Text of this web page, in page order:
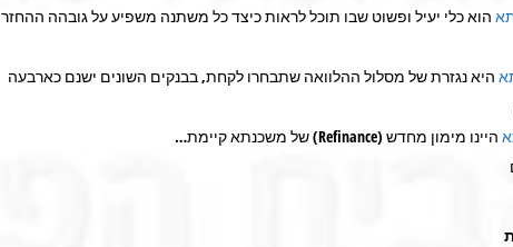
הוא כלי יעיל ופשוט שבו תוכל לראות כיצד כל משתנה משפיע על גובהה ההחזר
היא נגזרת של מסלול ההלוואה שתבחרו לקחת, בבנקים השונים ישנם כארבעה
היינו מימון מחדש (Refinance) של משכנתא קיימת…